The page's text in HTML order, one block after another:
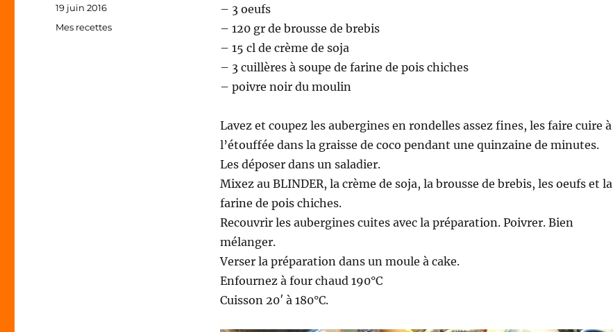
– 3 oeufs
– 120 gr de brousse de brebis
– 15 cl de crème de soja
– 3 cuillères à soupe de farine de pois chiches
– poivre noir du moulin
Lavez et coupez les aubergines en rondelles assez fines, les faire cuire à
l’étouffée dans la graisse de coco pendant une quinzaine de minutes.
Les déposer dans un saladier.
Mixez au BLINDER, la crème de soja, la brousse de brebis, les oeufs et la
farine de pois chiches.
Recouvrir les aubergines cuites avec la préparation. Poivrer. Bien
mélanger.
Verser la préparation dans un moule à cake.
Enfournez à four chaud 190°C
Cuisson 20′ à 180°C.
Publié
19 juin 2016
Catégories
Mes recettes